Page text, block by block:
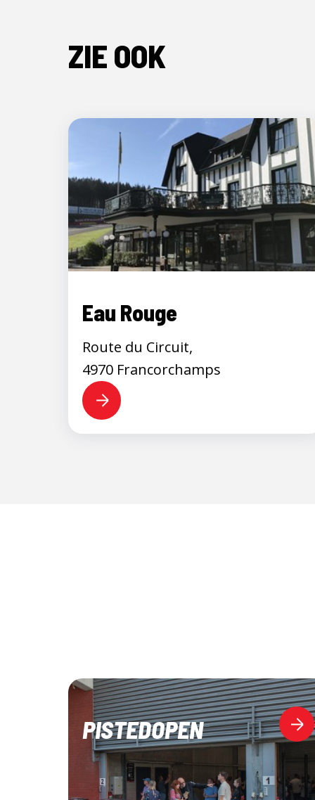
ZIE OOK
Eau Rouge
Route du Circuit,
4970 Francorchamps
PISTEDOPEN